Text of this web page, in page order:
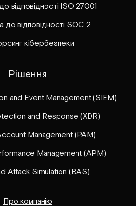
відповідності ISO 27001
до відповідності SOC 2
кібербезпеки
Рішення
and Event Management (SIEM)
and Response (XDR)
Management (PAM)
Management (APM)
Attack Simulation (BAS)
Про компанію